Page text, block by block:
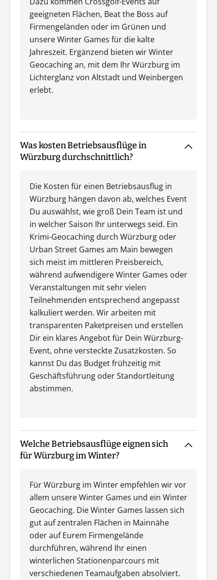
geeigneten Flächen, Beat the Boss auf
Firmengeländen oder im Grünen und
unsere Winter Games für die kalte
Jahreszeit. Ergänzend bieten wir Winter
Geocaching an, mit dem Ihr Würzburg im
Lichterglanz von Altstadt und Weinbergen
erlebt.
Was kosten Betriebsausflüge in
Würzburg durchschnittlich?
Die Kosten für einen Betriebsausflug in
Würzburg hängen davon ab, welches Event
Du auswählst, wie groß Dein Team ist und
in welcher Saison Ihr unterwegs seid. Ein
Krimi-Geocaching durch Würzburg oder
Urban Street Games am Main bewegen
sich meist im mittleren Preisbereich,
während aufwendigere Winter Games oder
Veranstaltungen mit sehr vielen
Teilnehmenden entsprechend angepasst
kalkuliert werden. Wir arbeiten mit
transparenten Paketpreisen und erstellen
Dir ein klares Angebot für Dein Würzburg-
Event, ohne versteckte Zusatzkosten. So
kannst Du das Budget frühzeitig mit
Geschäftsführung oder Standortleitung
abstimmen.
Welche Betriebsausflüge eignen sich
für Würzburg im Winter?
Für Würzburg im Winter empfehlen wir vor
allem unsere Winter Games und ein Winter
Geocaching. Die Winter Games lassen sich
gut auf zentralen Flächen in Mainnähe
oder auf Eurem Firmengelände
durchführen, während Ihr einen
winterlichen Stationenparcours mit
verschiedenen Teamaufgaben absolviert.